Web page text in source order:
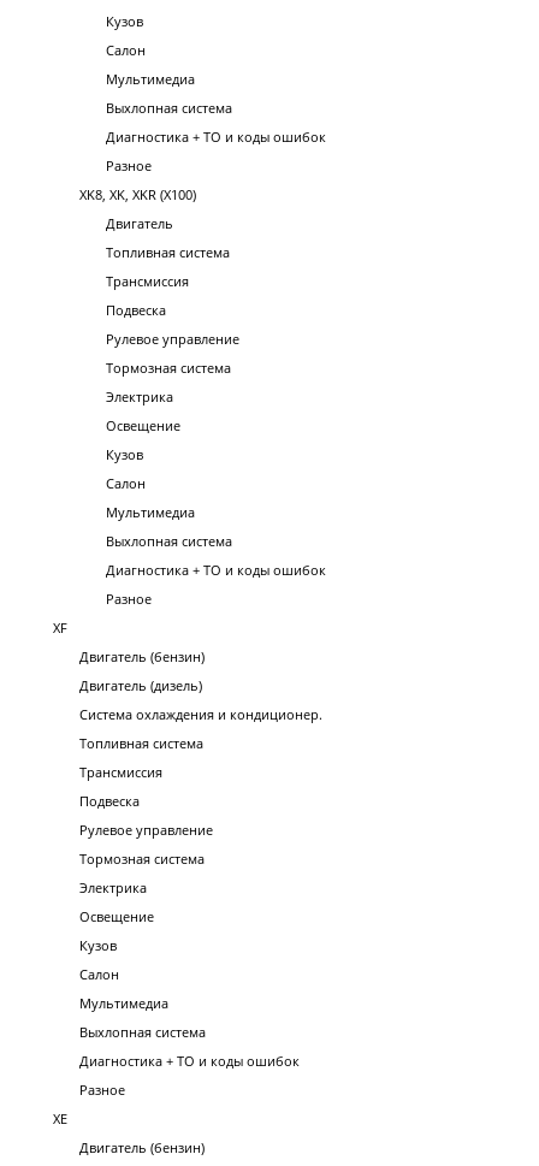
Кузов
Салон
Мультимедиа
Выхлопная система
Диагностика + ТО и коды ошибок
Разное
XK8, XK, XKR (X100)
Двигатель
Топливная система
Трансмиссия
Подвеска
Рулевое управление
Тормозная система
Электрика
Освещение
Кузов
Салон
Мультимедиа
Выхлопная система
Диагностика + ТО и коды ошибок
Разное
XF
Двигатель (бензин)
Двигатель (дизель)
Система охлаждения и кондиционер.
Топливная система
Трансмиссия
Подвеска
Рулевое управление
Тормозная система
Электрика
Освещение
Кузов
Салон
Мультимедиа
Выхлопная система
Диагностика + ТО и коды ошибок
Разное
XE
Двигатель (бензин)